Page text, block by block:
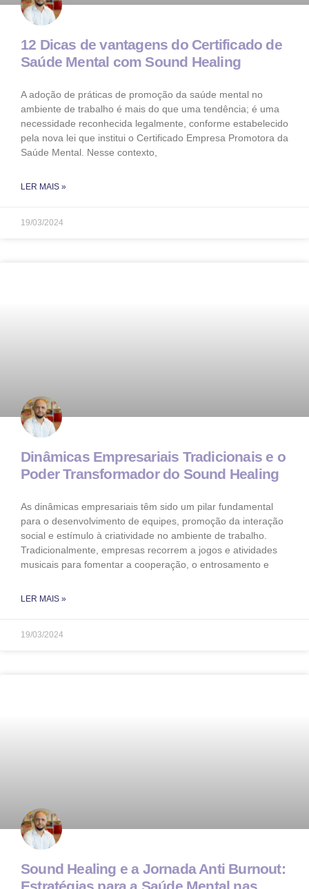
12 Dicas de vantagens do Certificado de
Saúde Mental com Sound Healing
A adoção de práticas de promoção da saúde mental no
ambiente de trabalho é mais do que uma tendência; é uma
necessidade reconhecida legalmente, conforme estabelecido
pela nova lei que institui o Certificado Empresa Promotora da
Saúde Mental. Nesse contexto,
LER MAIS »
19/03/2024
Dinâmicas Empresariais Tradicionais e o
Poder Transformador do Sound Healing
As dinâmicas empresariais têm sido um pilar fundamental
para o desenvolvimento de equipes, promoção da interação
social e estímulo à criatividade no ambiente de trabalho.
Tradicionalmente, empresas recorrem a jogos e atividades
musicais para fomentar a cooperação, o entrosamento e
LER MAIS »
19/03/2024
Sound Healing e a Jornada Anti Burnout:
Estratégias para a Saúde Mental nas